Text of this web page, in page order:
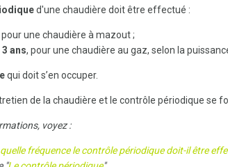
d'une chaudière doit être effectué :
pour une chaudière à mazout ;
ans, pour une chaudière au gaz, selon la
qui doit s’en occuper.
de la chaudière et le contrôle périodique se
voyez :
fréquence le contrôle périodique doit-il être